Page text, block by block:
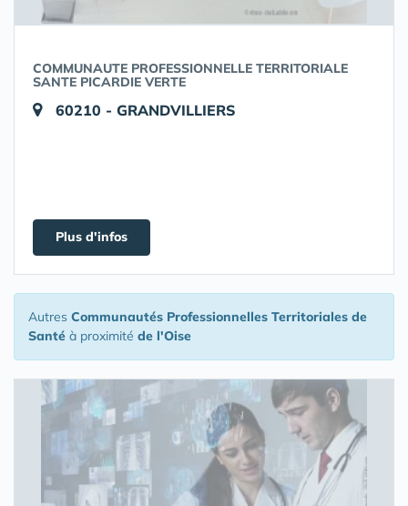
COMMUNAUTE PROFESSIONNELLE TERRITORIALE
SANTE PICARDIE VERTE
60210 - GRANDVILLIERS
Plus d'infos
Autres Communautés Professionnelles Territoriales de
Santé à proximité de l'Oise